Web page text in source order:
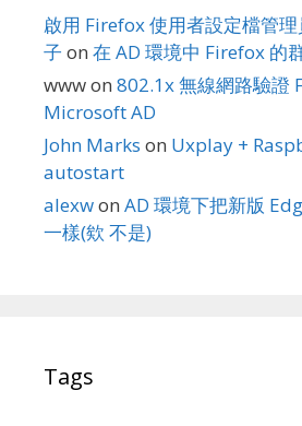
啟用 Firefox 使用者設定檔管理
子 on 在 AD 環境中 Firefox 的
wwwon 802.1x 無線網路驗證
Microsoft AD
John Marks on Uxplay +
autostart
alexwon AD 環境下把新版
一樣(欸 不是)
Tags